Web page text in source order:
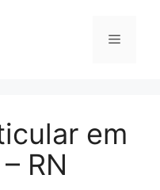
Menu
em
RN